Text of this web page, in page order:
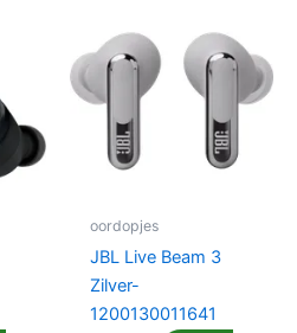
oordopjes
JBL Live Beam 3
Zilver-
1200130011641